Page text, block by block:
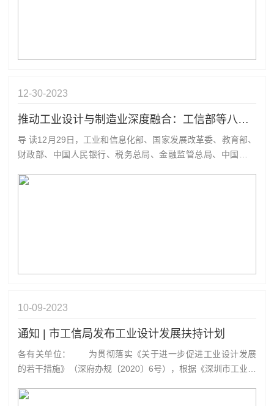
12-30 2023
推动工业设计与制造业深度融合：工信部等八部门联合印发《关于加快传统制造业转型升级的指导意见》
导 读12月29日，工业和信息化部、国家发展改革委、教育部、
财政部、中国人民银行、税务总局、金融监管总局、中国证监
见》，提出到2027年，我国传统制造业高端化、智能化、绿色
10-09 2023
通知 | 市工信局发布工业设计发展扶持计划
各有关单位： 为贯彻落实《关于进一步促进工业设计发展
的若干措施》（深府办规〔2020〕6号），根据《深圳市工业设
自本文印发之日起，组织开展2024年深圳市工业设计发展扶持